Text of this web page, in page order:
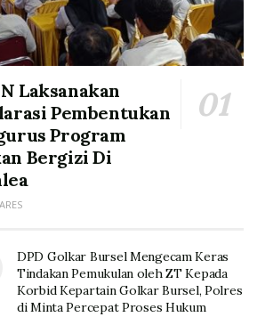
Laksanakan
Pembentukan
Program
Bergizi Di
DPD Golkar Bursel Mengecam Keras
Tindakan Pemukulan oleh ZT Kepada
Korbid Kepartain Golkar Bursel, Polres
di Minta Percepat Proses Hukum